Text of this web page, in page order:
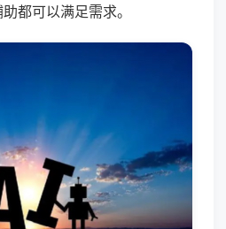
都可以满足需求。